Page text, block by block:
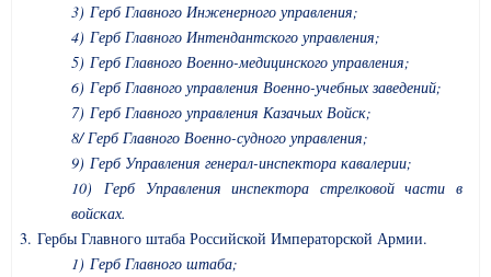
3) Герб Главного Инженерного управления;
4) Герб Главного Интендантского управления;
5) Герб Главного Военно-медицинского управления;
6) Герб Главного управления Военно-учебных заведений;
7) Герб Главного управления Казачьих Войск;
8/ Герб Главного Военно-судного управления;
9) Герб Управления генерал-инспектора кавалерии;
10) Герб Управления инспектора стрелковой части в
войсках.
3. Гербы Главного штаба Российской Императорской Армии.
1) Герб Главного штаба;